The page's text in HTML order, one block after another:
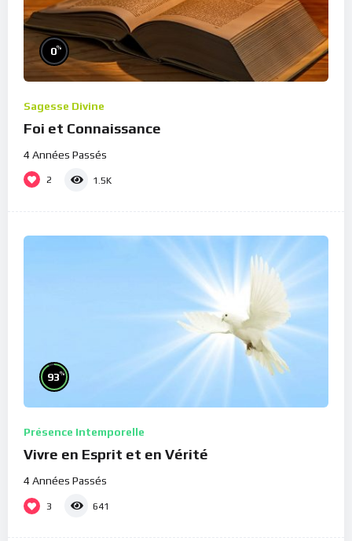
0%
Sagesse Divine
Foi et Connaissance
4 Années Passés
2 1.5K
93%
Présence Intemporelle
Vivre en Esprit et en Vérité
4 Années Passés
3 641